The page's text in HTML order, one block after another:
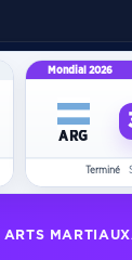
Mondial 2026
ARG
Terminé
ARTS MARTIAUX